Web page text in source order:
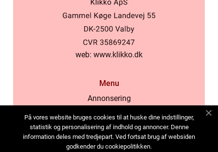
web: www.klikko.dk
Menu
Annonsering
Cookies
Kontakta oss
På vores website bruges cookies til at huske dine indstillinger,
statistik og personalisering af indhold og annoncer. Denne
information deles med tredjepart. Ved fortsat brug af websiden
godkender du cookiepolitikken.